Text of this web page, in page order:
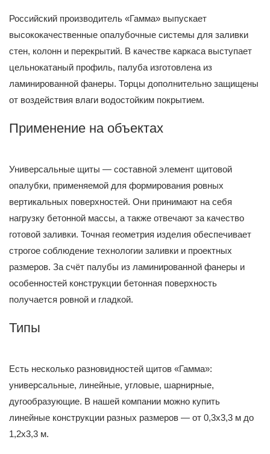
Российский производитель «Гамма» выпускает
высококачественные опалубочные системы для заливки
стен, колонн и перекрытий. В качестве каркаса выступает
цельнокатаный профиль, палуба изготовлена из
ламинированной фанеры. Торцы дополнительно защищены
от воздействия влаги водостойким покрытием.
Применение на объектах
Универсальные щиты — составной элемент щитовой
опалубки, применяемой для формирования ровных
вертикальных поверхностей. Они принимают на себя
нагрузку бетонной массы, а также отвечают за качество
готовой заливки. Точная геометрия изделия обеспечивает
строгое соблюдение технологии заливки и проектных
размеров. За счёт палубы из ламинированной фанеры и
особенностей конструкции бетонная поверхность
получается ровной и гладкой.
Типы
Есть несколько разновидностей щитов «Гамма»:
универсальные, линейные, угловые, шарнирные,
дугообразующие. В нашей компании можно купить
линейные конструкции разных размеров — от 0,3x3,3 м до
1,2x3,3 м.